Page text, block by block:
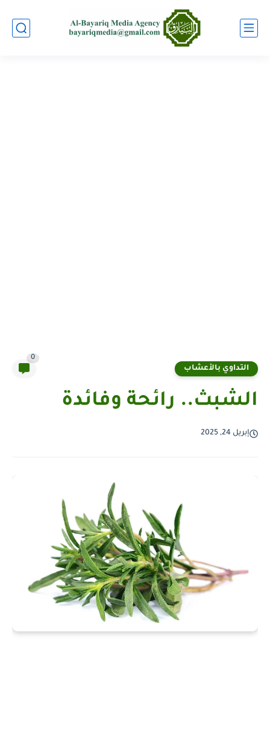
التداوي بالأعشاب
0
الشبث.. رائحة وفائدة
إبريل 24, 2025